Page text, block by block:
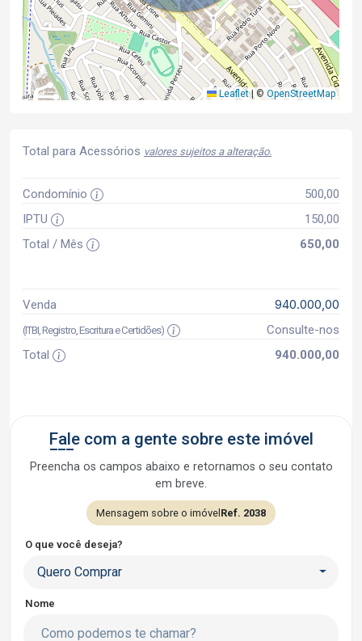
Leaflet |© OpenStreetMap
Total para Acessórios valores sujeitos a alteração.
Condomínio
500,00
IPTU
150,00
Total / Mês
650,00
Venda 940.000,00
(ITBI, Registro, Escritura e Certidões)
Consulte-nos
Total
940.000,00
Fale com a gente sobre este imóvel
Preencha os campos abaixo e retornamos o seu contato
em breve.
Mensagem sobre o imóvelRef. 2038
O que você deseja?
Quero Comprar
Nome